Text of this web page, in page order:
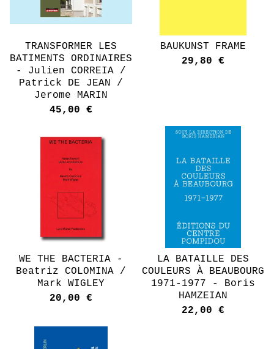
TRANSFORMER LES
BATIMENTS ORDINAIRES
- Julien CORREIA /
Patrick DE JEAN /
Jerome MARIN
45,00 €
BAUKUNST FRAME
29,80 €
WE THE BACTERIA -
Beatriz COLOMINA /
Mark WIGLEY
20,00 €
LA BATAILLE DES
COULEURS À BEAUBOURG
1971-1977 - Boris
HAMZEIAN
22,00 €